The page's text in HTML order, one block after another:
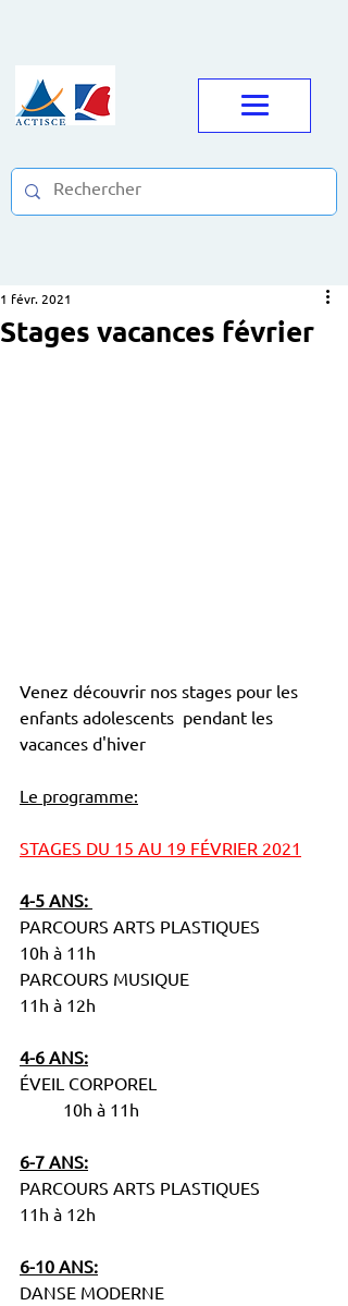
Stages vacances février
1 févr. 2021
Venez découvrir nos stages pour les
enfants adolescents  pendant les
vacances d'hiver
Le programme:
STAGES DU 15 AU 19 FÉVRIER 2021
4-5 ANS:
PARCOURS ARTS PLASTIQUES
10h à 11h
PARCOURS MUSIQUE
11h à 12h
4-6 ANS:
ÉVEIL CORPOREL
	10h à 11h
6-7 ANS:
PARCOURS ARTS PLASTIQUES
11h à 12h
6-10 ANS:
DANSE MODERNE